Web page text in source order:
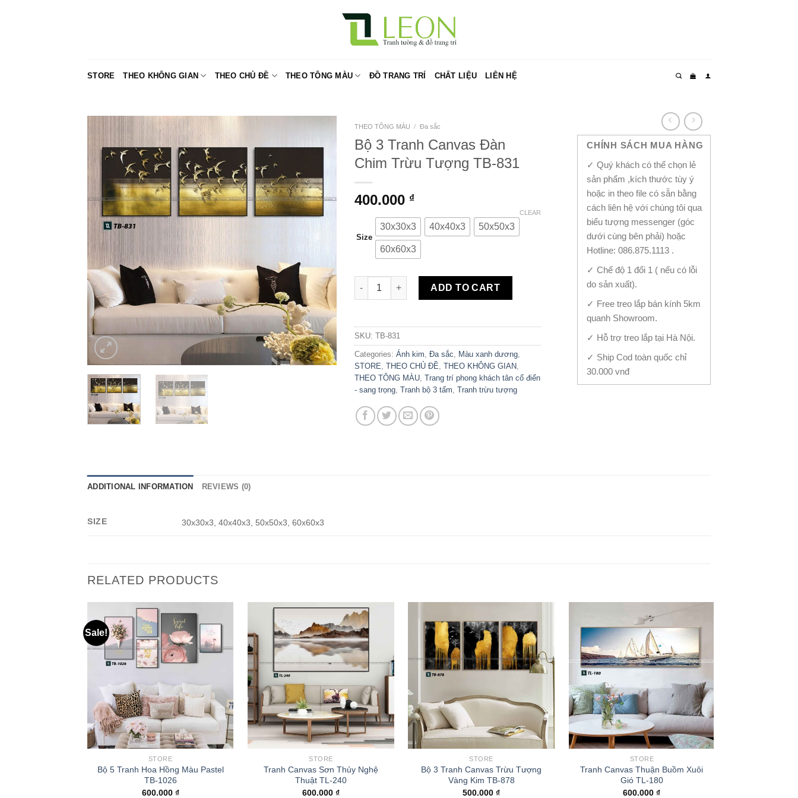
STORE THEO KHÔNG GIAN THEO CHỦ ĐỀ THEO TÔNG MÀU ĐỒ TRANG TRÍ CHẤT LIỆU LIÊN HỆ
THEO TÔNG MÀU / Đa sắc
Bộ 3 Tranh Canvas Đàn
Chim Trừu Tượng TB-831
400.000 ₫
Size
30x30x3 40x40x3 50x50x3
60x60x3
CLEAR
Bộ 3 Tranh Canvas Đàn Chim Trừu Tượng TB-831 quantity
ADD TO CART
SKU: TB-831
Categories: Ánh kim Đa sắc Màu xanh dương
STORE THEO CHỦ ĐỀ THEO KHÔNG GIAN
THEO TÔNG MÀU Trang trí phong khách tân cổ điển
- sang trọng Tranh bộ 3 tấm Tranh trừu tượng
CHÍNH SÁCH MUA HÀNG
✓ Quý khách có thể chọn lẻ
sản phẩm ,kích thước tùy ý
hoặc in theo file có sẵn bằng
cách liên hệ với chúng tôi qua
biểu tượng messenger (góc
dưới cùng bên phải) hoặc
Hotline: 086.875.1113 .
✓ Chế độ 1 đổi 1 ( nếu có lỗi
do sản xuất).
✓ Free treo lắp bán kính 5km
quanh Showroom.
✓ Hỗ trợ treo lắp tại Hà Nội.
✓ Ship Cod toàn quốc chỉ
30.000 vnđ
ADDITIONAL INFORMATION REVIEWS (0)
SIZE 30x30x3, 40x40x3, 50x50x3, 60x60x3
RELATED PRODUCTS
Sale!
STORE
Bộ 5 Tranh Hoa Hồng Màu Pastel
TB-1026
600.000 ₫
STORE
Tranh Canvas Sơn Thủy Nghệ
Thuật TL-240
600.000 ₫
STORE
Bộ 3 Tranh Canvas Trừu Tượng
Vàng Kim TB-878
500.000₫
STORE
Tranh Canvas Thuận Buồm Xuôi
Gió TL-180
600.000₫